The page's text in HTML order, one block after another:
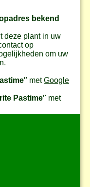
bekend
deze plant in uw
op
om uw
' metGoogle
Pastime'' met